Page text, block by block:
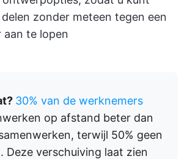
zonder meteen tegen een
aan te lopen
30% van de werknemers
op afstand beter dan
terwijl 50% geen
Deze verschuiving laat zien